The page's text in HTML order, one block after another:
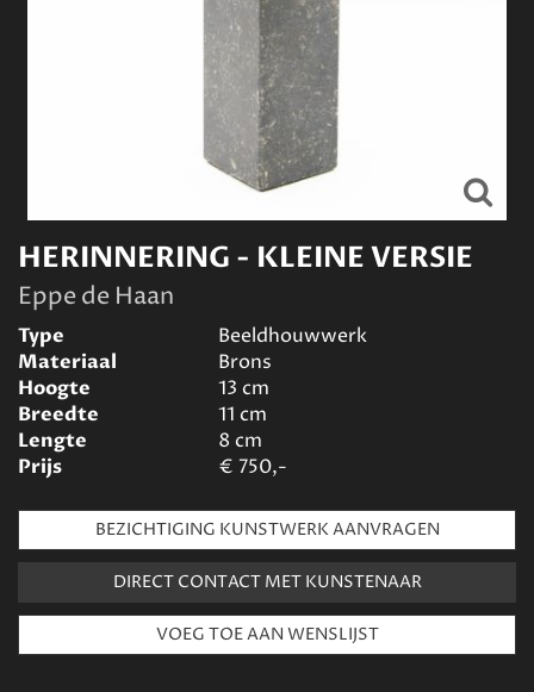
HERINNERING - KLEINE VERSIE
Eppe de Haan
Type
Beeldhouwwerk
Materiaal
Brons
Hoogte
13 cm
Breedte
11 cm
Lengte
8 cm
Prijs
€ 750,-
BEZICHTIGING KUNSTWERK AANVRAGEN
DIRECT CONTACT MET KUNSTENAAR